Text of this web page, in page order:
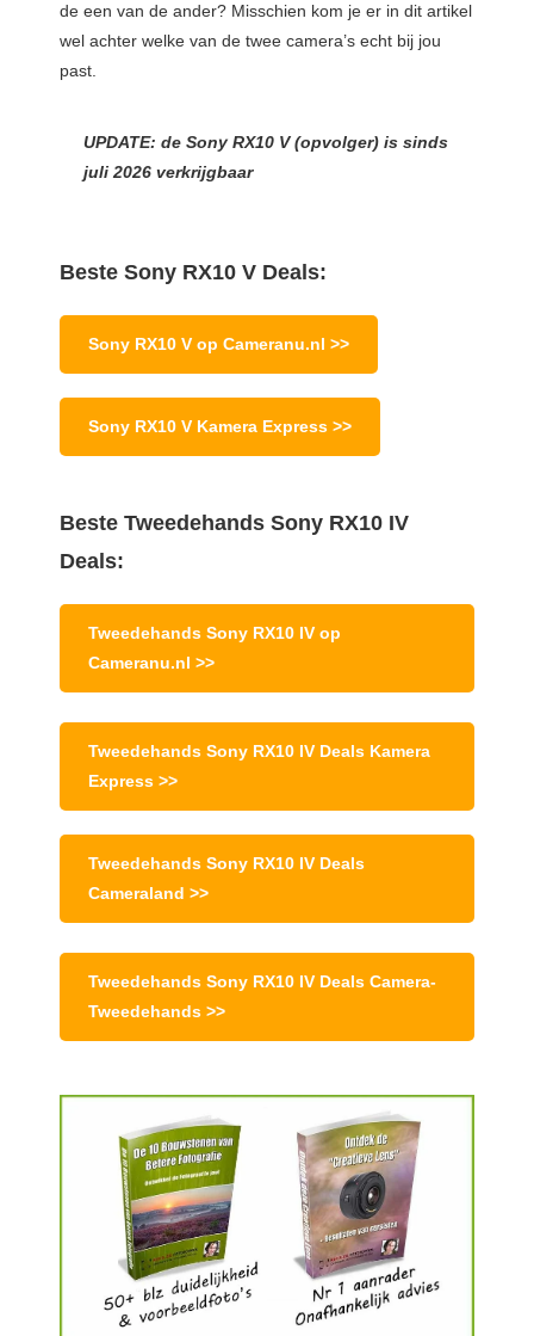
de een van de ander? Misschien kom je er in dit artikel
wel achter welke van de twee camera’s echt bij jou
past.
UPDATE: de Sony RX10 V (opvolger) is sinds
juli 2026 verkrijgbaar
Beste Sony RX10 V Deals:
Sony RX10 V op Cameranu.nl >>
Sony RX10 V Kamera Express >>
Beste Tweedehands Sony RX10 IV
Deals:
Tweedehands Sony RX10 IV op
Cameranu.nl >>
Tweedehands Sony RX10 IV Deals Kamera
Express >>
Tweedehands Sony RX10 IV Deals
Cameraland >>
Tweedehands Sony RX10 IV Deals Camera-
Tweedehands >>